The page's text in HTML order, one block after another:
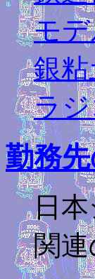
モ
銀
ラ
勤務
日
関連